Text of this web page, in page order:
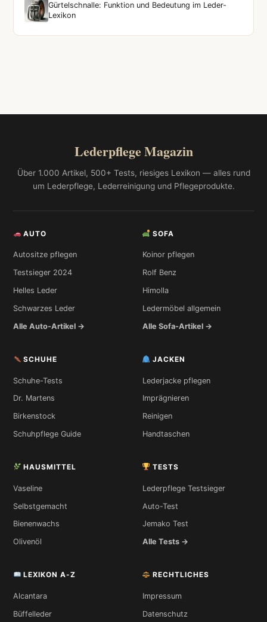
Gürtelschnalle: Funktion und Bedeutung im Leder-
Lexikon
Lederpflege Magazin
Über 1.000 Artikel, 500+ Tests, riesiges Lexikon — alles rund
um Lederpflege, Lederreinigung und Pflegeprodukte.
AUTO
Autositze pflegen
Testsieger 2024
Helles Leder
Schwarzes Leder
Alle Auto-Artikel →
SOFA
Koinor pflegen
Rolf Benz
Himolla
Ledermöbel allgemein
Alle Sofa-Artikel →
SCHUHE
Schuhe-Tests
Dr. Martens
Birkenstock
Schuhpflege Guide
JACKEN
Lederjacke pflegen
Imprägnieren
Reinigen
Handtaschen
HAUSMITTEL
Vaseline
Selbstgemacht
Bienenwachs
Olivenöl
TESTS
Lederpflege Testsieger
Auto-Test
Jemako Test
Alle Tests →
LEXIKON A-Z
Alcantara
Büffelleder
RECHTLICHES
Impressum
Datenschutz